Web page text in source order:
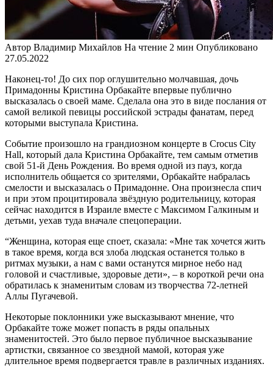
Автор Владимир Михайлов На чтение 2 мин Опубликовано
27.05.2022
Наконец-то! До сих пор оглушительно молчавшая, дочь
Примадонны Кристина Орбакайте впервые публично
высказалась о своей маме. Сделала она это в виде послания от
самой великой певицы российской эстрады фанатам, перед
которыми выступала Кристина.
Событие произошло на грандиозном концерте в Crocus City
Hall, который дала Кристина Орбакайте, тем самым отметив
свой 51-й День Рождения. Во время одной из пауз, когда
исполнитель общается со зрителями, Орбакайте набралась
смелости и высказалась о Примадонне. Она произнесла спич
и при этом процитировала звёздную родительницу, которая
сейчас находится в Израиле вместе с Максимом Галкиным и
детьми, уехав туда вначале спецоперации.
“Женщина, которая еще споет, сказала: «Мне так хочется жить
в такое время, когда вся злоба людская останется только в
ритмах музыки, а нам с вами останутся мирное небо над
головой и счастливые, здоровые дети», – в короткой речи она
обратилась к знаменитым словам из творчества 72-летней
Аллы Пугачевой.
Некоторые поклонники уже высказывают мнение, что
Орбакайте тоже может попасть в ряды опальных
знаменитостей. Это было первое публичное высказывание
артистки, связанное со звездной мамой, которая уже
длительное время подвергается травле в различных изданиях.